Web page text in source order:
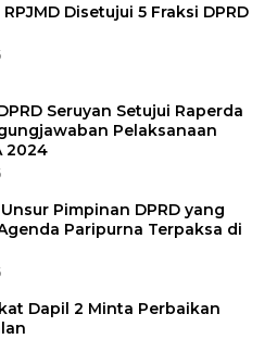
Disetujui 5 Fraksi DPRD
Seruyan Setujui Raperda
Pelaksanaan
2024
Pimpinan DPRD yang
Paripurna Terpaksa di
Dapil 2 Minta Perbaikan